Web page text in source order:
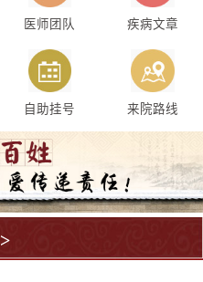
医师团队 疾病文章
自助挂号 来院路线
>